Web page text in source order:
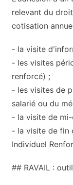
relevant du
cotisation
- la visite
- les visites
renforcé) ;
- les visites de
salarié ou du
- la visite de
- la visite de fin
Individuel
## RAVAIL :